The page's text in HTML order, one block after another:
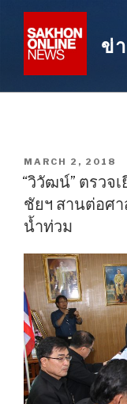
content
ข่
POSTED
ON
MARCH 2, 2018
“วิวัฒน์” ตรวจ
ชัยฯ สานต่อศ
น้ำท่วม